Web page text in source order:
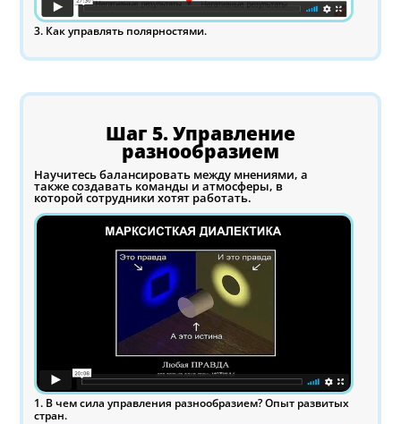
3. Как управлять полярностями.
Шаг 5. Управление
разнообразием
Научитесь балансировать между мнениями, а
также создавать команды и атмосферы, в
которой сотрудники хотят работать.
1. В чем сила управления разнообразием? Опыт развитых
стран.